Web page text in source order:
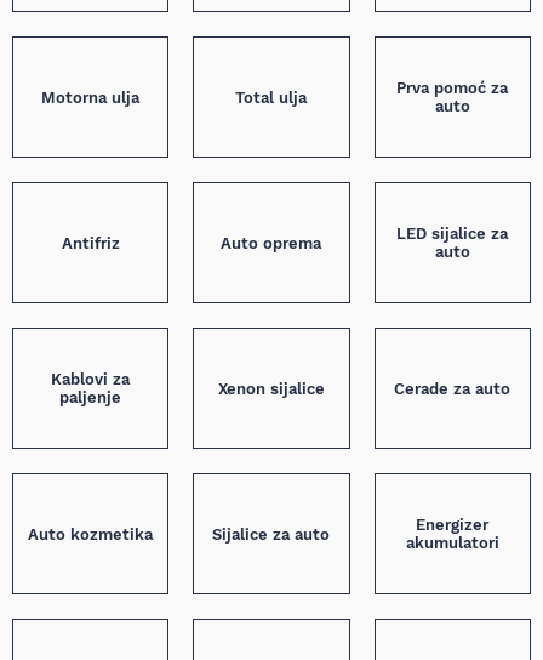
Motorna ulja Total ulja
Prva pomoć za
auto
Antifriz Auto oprema
LED sijalice za
auto
Kablovi za
paljenje
Xenon sijalice Cerade za auto
Auto kozmetika Sijalice za auto
Energizer
akumulatori